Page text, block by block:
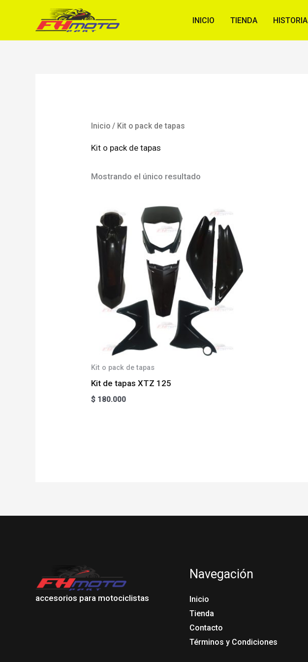
INICIO TIENDA HISTORIA
Inicio / Kit o pack de tapas
Kit o pack de tapas
Mostrando el único resultado
Kit o pack de tapas
Kit de tapas XTZ 125
$ 180.000
accesorios para motociclistas
Navegación
Inicio
Tienda
Contacto
Términos y Condiciones